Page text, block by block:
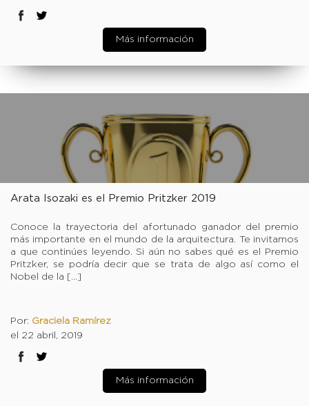
Más información
Arata Isozaki es el Premio Pritzker 2019
Conoce la trayectoria del afortunado ganador del premio
más importante en el mundo de la arquitectura. Te invitamos
a que continúes leyendo. Si aún no sabes qué es el Premio
Pritzker, se podría decir que se trata de algo así como el
Nobel de la […]
Por: Graciela Ramírez
el 22 abril, 2019
Más información